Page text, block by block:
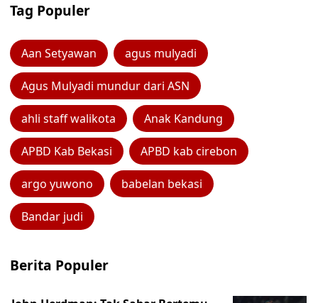
Tag Populer
Aan Setyawan agus mulyadi
Agus Mulyadi mundur dari ASN
ahli staff walikota Anak Kandung
APBD Kab Bekasi APBD kab cirebon
argo yuwono babelan bekasi
Bandar judi
Berita Populer